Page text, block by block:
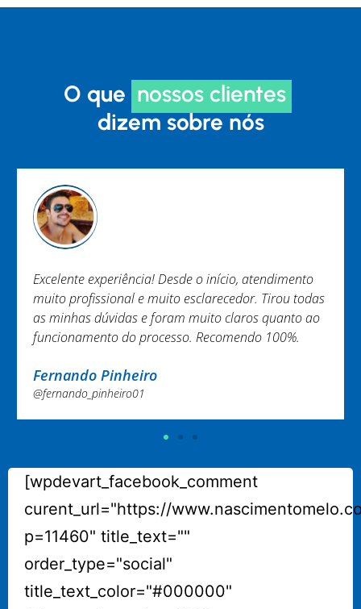
O que nossos clientes
dizem sobre nós
Trabalho EXCEPCIONAL não tenho nada a reclamar.
Equipe engajada e ágil. Em especial Murilo e
Brenner. Obrigada.
@nayaramelo02
[wpdevart_facebook_comment
curent_url="https://
p=11460" title_text=""
order_type="social"
title_text_color="#000000"